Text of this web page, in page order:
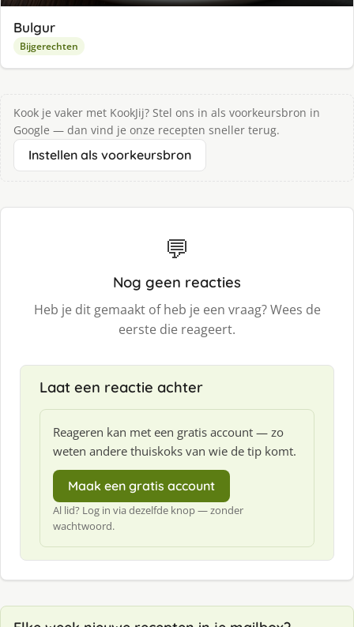
Bulgur
Bijgerechten
Kook je vaker met KookJij? Stel ons in als voorkeursbron in
Google — dan vind je onze recepten sneller terug.
Instellen als voorkeursbron
💬
Nog geen reacties
Heb je dit gemaakt of heb je een vraag? Wees de
eerste die reageert.
Laat een reactie achter
Reageren kan met een gratis account — zo
weten andere thuiskoks van wie de tip komt.
Maak een gratis account
Al lid? Log in via dezelfde knop — zonder
wachtwoord.